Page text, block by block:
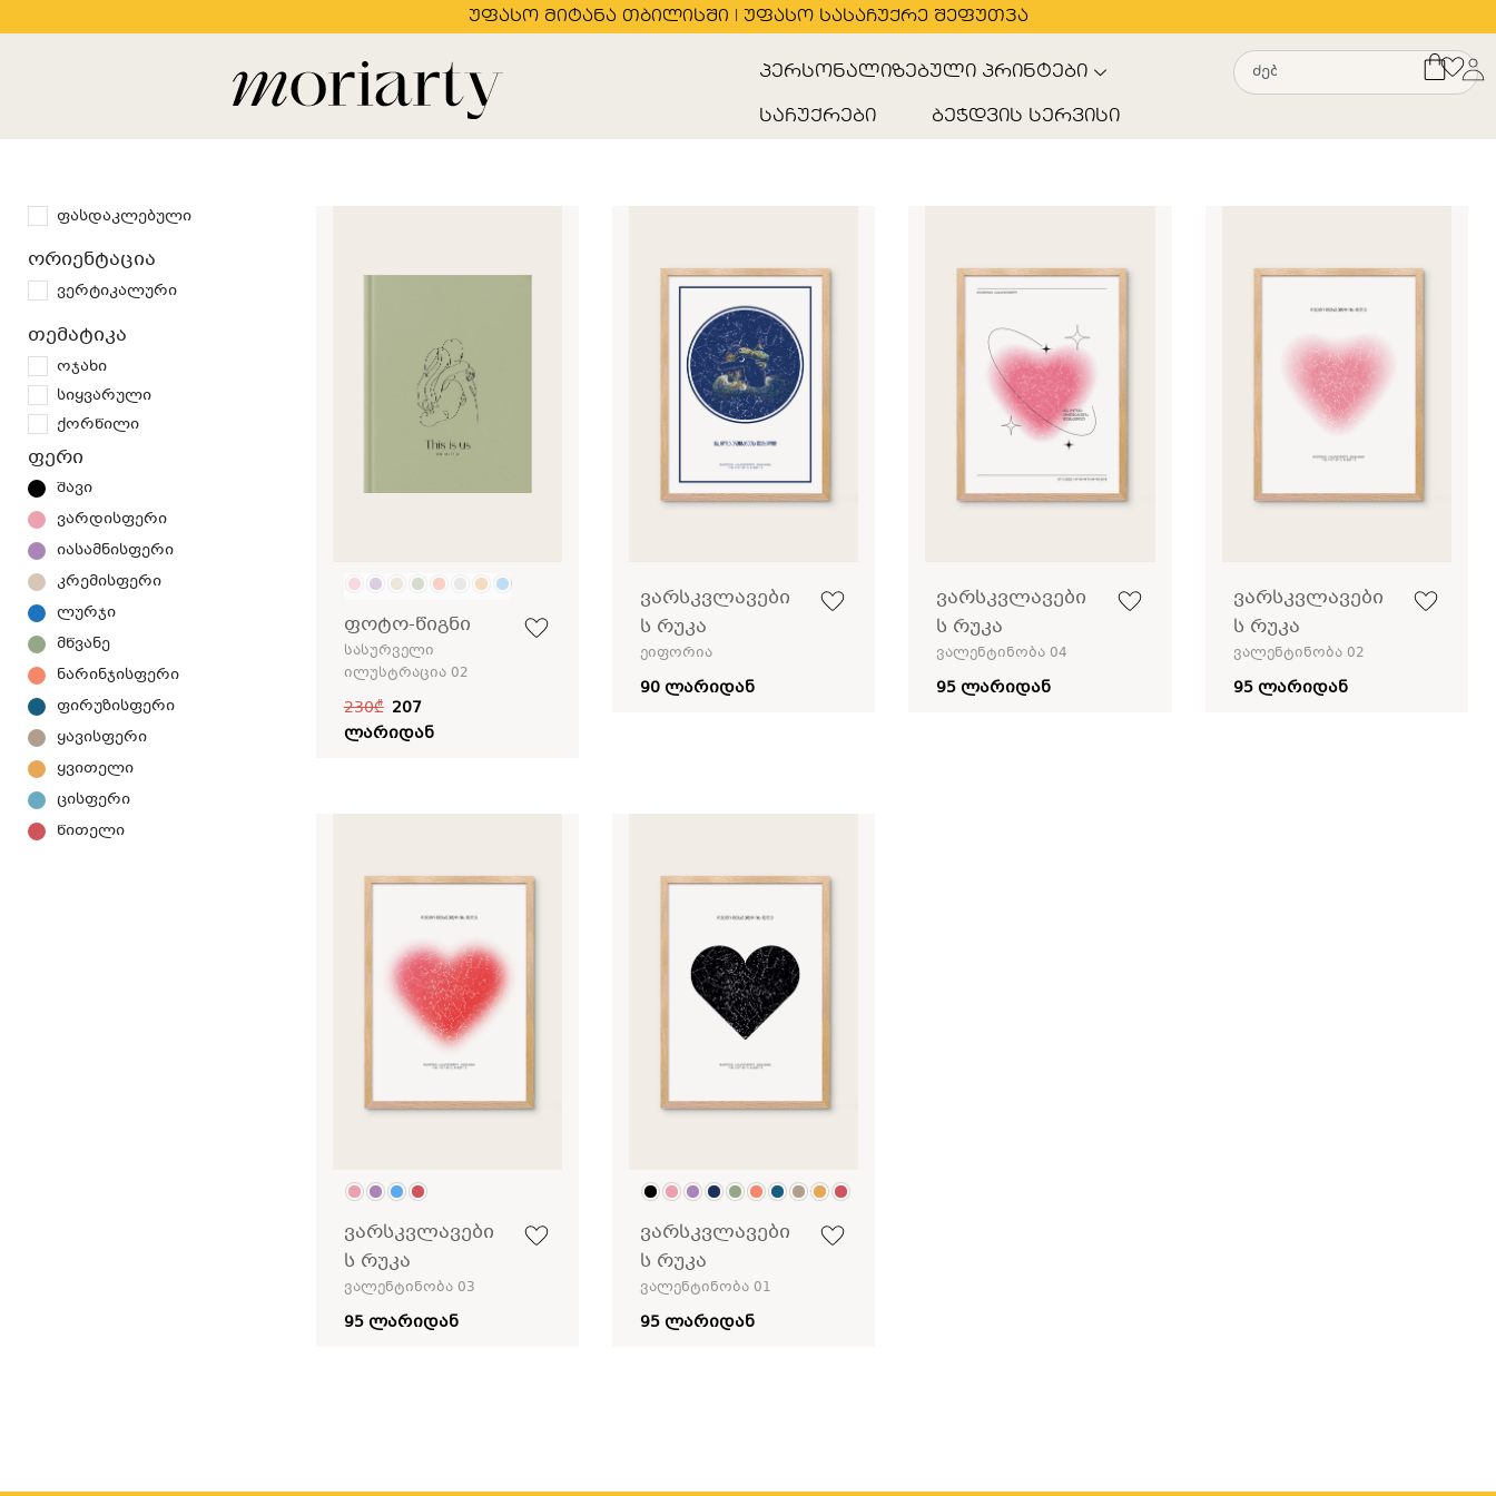
უფასო მიტანა თბილისში | უფასო სასაჩუქრე შეფუთვა
პერსონალიზებული პრინტები
საჩუქრები ბეჭდვის სერვისი
ფასდაკლებული
ორიენტაცია
ვერტიკალური
თემატიკა
ოჯახი
სიყვარული
ქორწილი
ფერი
შავი
ვარდისფერი
იასამნისფერი
კრემისფერი
ლურჯი
მწვანე
ნარინჯისფერი
ფირუზისფერი
ყავისფერი
ყვითელი
ცისფერი
წითელი
ფოტო-წიგნი
სასურველი
ილუსტრაცია 02
230₾ 207
ლარიდან
ვარსკვლავები
ს რუკა
ეიფორია
90 ლარიდან
ვარსკვლავები
ს რუკა
ვალენტინობა 04
95 ლარიდან
ვარსკვლავები
ს რუკა
ვალენტინობა 02
95 ლარიდან
ვარსკვლავები
ს რუკა
ვალენტინობა 03
95 ლარიდან
ვარსკვლავები
ს რუკა
ვალენტინობა 01
95 ლარიდან